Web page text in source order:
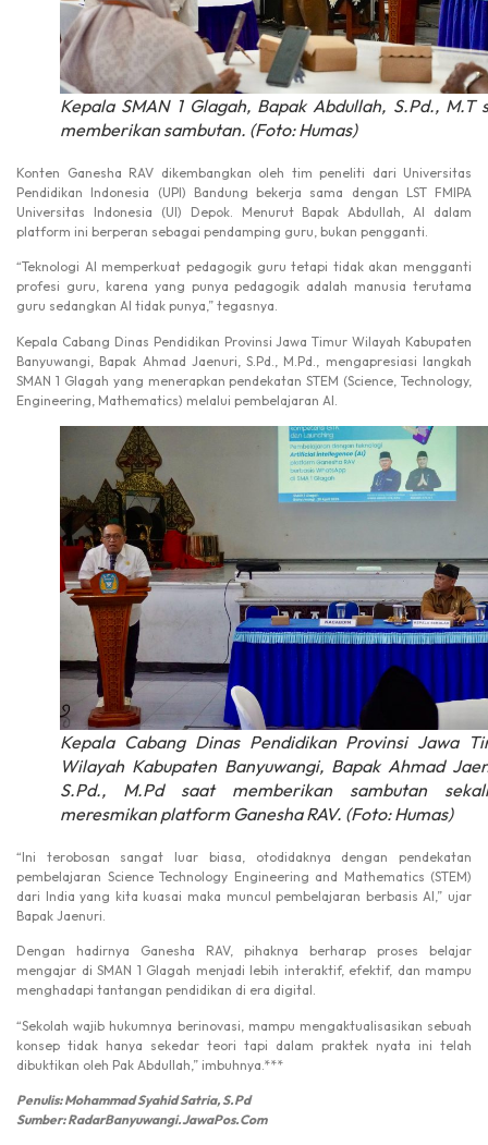
Kepala SMAN 1 Glagah, Bapak Abdullah, S.Pd., M.T
memberikan sambutan. (Foto: Humas)
Konten Ganesha RAV dikembangkan oleh tim peneliti dari Universitas
Pendidikan Indonesia (UPI) Bandung bekerja sama dengan LST FMIPA
Universitas Indonesia (UI) Depok. Menurut Bapak Abdullah, AI dalam
platform ini berperan sebagai pendamping guru, bukan pengganti.
“Teknologi AI memperkuat pedagogik guru tetapi tidak akan mengganti
profesi guru, karena yang punya pedagogik adalah manusia terutama
guru sedangkan AI tidak punya,” tegasnya.
Kepala Cabang Dinas Pendidikan Provinsi Jawa Timur Wilayah Kabupaten
Banyuwangi, Bapak Ahmad Jaenuri, S.Pd., M.Pd., mengapresiasi langkah
SMAN 1 Glagah yang menerapkan pendekatan STEM (Science, Technology,
Engineering, Mathematics) melalui pembelajaran AI.
Kepala Cabang Dinas Pendidikan Provinsi Jawa
Wilayah Kabupaten Banyuwangi, Bapak Ahmad
S.Pd., M.Pd saat memberikan sambutan
meresmikan platform Ganesha RAV. (Foto: Humas)
“Ini terobosan sangat luar biasa, otodidaknya dengan pendekatan
pembelajaran Science Technology Engineering and Mathematics (STEM)
dari India yang kita kuasai maka muncul pembelajaran berbasis AI,” ujar
Bapak Jaenuri.
Dengan hadirnya Ganesha RAV, pihaknya berharap proses belajar
mengajar di SMAN 1 Glagah menjadi lebih interaktif, efektif, dan mampu
menghadapi tantangan pendidikan di era digital.
“Sekolah wajib hukumnya berinovasi, mampu mengaktualisasikan sebuah
konsep tidak hanya sekedar teori tapi dalam praktek nyata ini telah
dibuktikan oleh Pak Abdullah,” imbuhnya.***
Penulis: Mohammad Syahid Satria, S.Pd
Sumber: RadarBanyuwangi.JawaPos.Com